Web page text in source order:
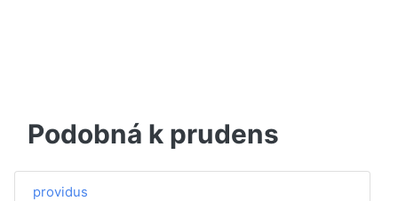
Podobná k prudens
providus